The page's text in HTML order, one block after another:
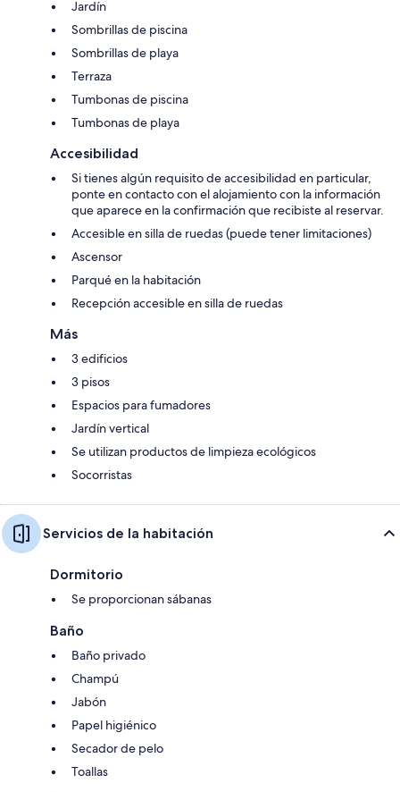
Jardín
Sombrillas de piscina
Sombrillas de playa
Terraza
Tumbonas de piscina
Tumbonas de playa
Accesibilidad
Si tienes algún requisito de accesibilidad en particular,
ponte en contacto con el alojamiento con la información
que aparece en la confirmación que recibiste al reservar.
Accesible en silla de ruedas (puede tener limitaciones)
Ascensor
Parqué en la habitación
Recepción accesible en silla de ruedas
Más
3 edificios
3 pisos
Espacios para fumadores
Jardín vertical
Se utilizan productos de limpieza ecológicos
Socorristas
Servicios de la habitación
Dormitorio
Se proporcionan sábanas
Baño
Baño privado
Champú
Jabón
Papel higiénico
Secador de pelo
Toallas